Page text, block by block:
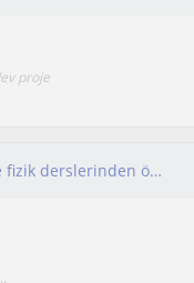
proje
Fizik öğretmenliği bölümünden mezun oldum fen ve fizik derslerinden özel ders verebilirim (lise ve ortaokul) düzeyinde